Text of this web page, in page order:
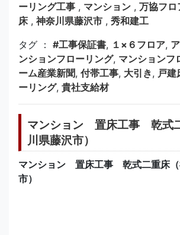
ーリング工事 , マンション , 万協フロ
床, 神奈川県藤沢市 , 秀和建工
タグ ： #工事保証書, １×６フロア,
ンションフローリング, マンションフ
ーム産業新聞, 付帯工事, 大引き, 戸建
ーリング, 貴社支給材
マンション 置床工事 乾式
川県藤沢市）
マンション 置床工事 乾式二重床（
市）